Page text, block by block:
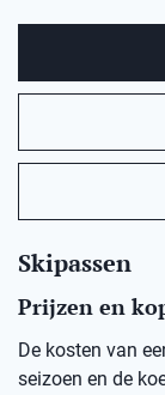
Skipassen
Prijzen en
De kosten van
seizoen en de